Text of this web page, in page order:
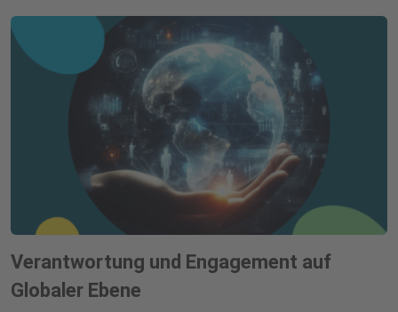
Verantwortung und Engagement auf
Globaler Ebene